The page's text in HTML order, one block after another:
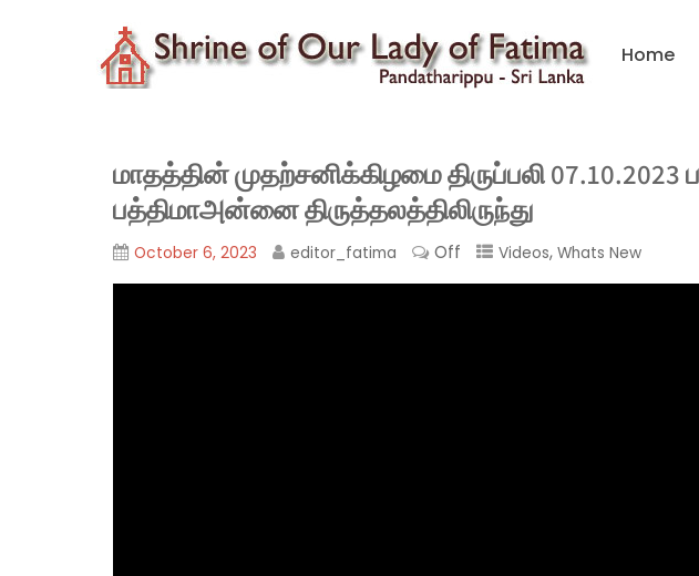
Home
மாதத்தின் முதற்சனிக்கிழமை திருப்பலி 07.10.2023
பத்திமாஅன்னை திருத்தலத்திலிருந்து
October 6, 2023 editor_fatima Off Videos, Whats New